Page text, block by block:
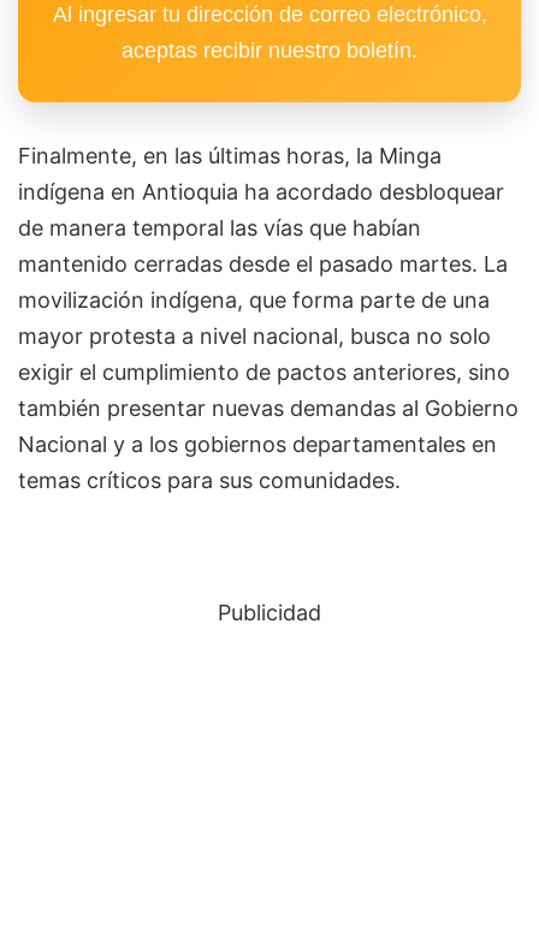
Al ingresar tu dirección de correo electrónico,
aceptas recibir nuestro boletín.
Finalmente, en las últimas horas, la Minga
indígena en Antioquia ha acordado desbloquear
de manera temporal las vías que habían
mantenido cerradas desde el pasado martes. La
movilización indígena, que forma parte de una
mayor protesta a nivel nacional, busca no solo
exigir el cumplimiento de pactos anteriores, sino
también presentar nuevas demandas al Gobierno
Nacional y a los gobiernos departamentales en
temas críticos para sus comunidades.
Publicidad